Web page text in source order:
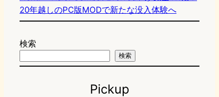
20年越しのPC版MODで新たな没入体験へ
検索
検索
Pickup